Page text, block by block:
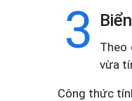
3
Theo
vừa
Công thức